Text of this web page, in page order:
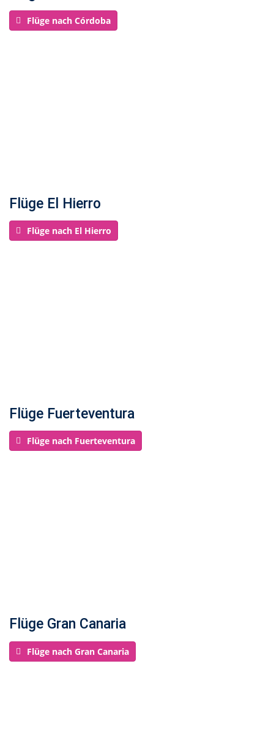
Flüge nach Córdoba
Flüge El Hierro
Flüge nach El Hierro
Flüge Fuerteventura
Flüge nach Fuerteventura
Flüge Gran Canaria
Flüge nach Gran Canaria